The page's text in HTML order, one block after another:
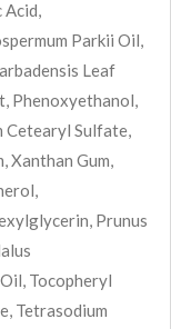
Acid,
Parkii Oil,
Leaf
Phenoxyethanol,
Cetearyl Sulfate,
Xanthan Gum,
Prunus
Tocopheryl
Tetrasodium